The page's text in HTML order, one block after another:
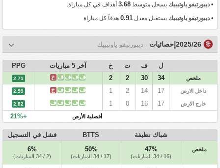
• ديبورتيفو ياوتيبيك يسجل متوسط 3.68أهداف في كل مباراة.
• ديبورتيفو ياوتيبيك يستقبل معدل 0.91هدفاً كل مباراة
2025/26إحصائيات - ديبورتيفو ياوتيبيك
ل ف ت خ آخر 5 مباريات PPG
ملخص 34
30
2
2 ف ف ف ف خ 2.71
داخل الارض 17
14
2
1 ف ف ف ف خ 2.59
خارج الارض 17
16
0
1 ف ف ف ف ف 2.82
أفضلية الأرض +21%
شباك نظيفة BTTS فشل في التسجيل
ملخص 47%
(16 / 34 المباريات)
50%
(17 / 34 المباريات)
6%
(2 / 34 المباريات)